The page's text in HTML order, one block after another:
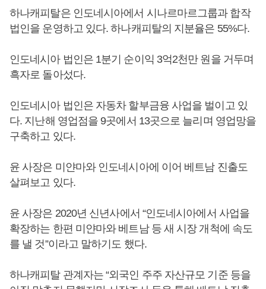
하나캐피탈은 인도네시아에서 시나르마르그룹과 합작
법인을 운영하고 있다. 하나캐피탈의 지분율은 55%다.
인도네시아 법인은 1분기 순이익 3억2천만 원을 거두며
흑자로 돌아섰다.
인도네시아 법인은 자동차 할부금융 사업을 벌이고 있
다. 지난해 영업점을 9곳에서 13곳으로 늘리며 영업망을
구축하고 있다.
윤 사장은 미얀마와 인도네시아에 이어 베트남 진출도
살펴보고 있다.
윤 사장은 2020년 신년사에서 “인도네시아에서 사업을
확장하는 한편 미얀마와 베트남 등 새 시장 개척에 속도
를 낼 것”이라고 말하기도 했다.
하나캐피탈 관계자는 “외국인 주주 자산규모 기준 등을